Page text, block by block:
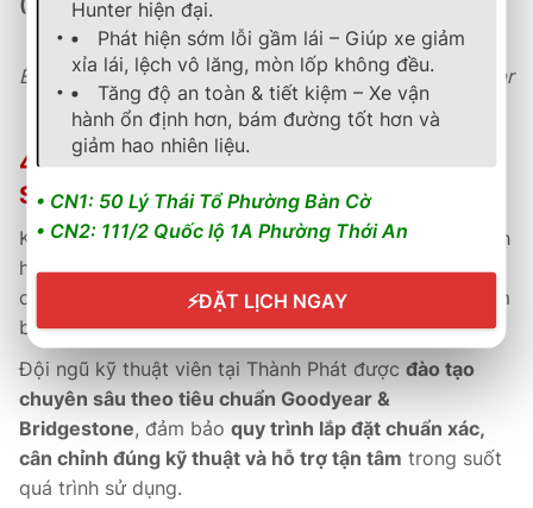
(OEM).
Êm – Bám – Bền – Tiết kiệm – chuẩn đẳng cấp Goodyear
toàn cầu.
4. Chính Sách Bảo Hành & Hậu Mãi Tại B-
SELECT THÀNH PHÁT
Khi mua lốp Goodyear tại B-Select Thành Phát
, khách
hàng được hưởngbảo hành chính hãng toàn cầu,
cùng
phiếu bảo hành điện tử và kích hoạt online
, đảm
bảo quyền lợi rõ ràng, minh bạch và nhanh chóng.
Đội ngũ kỹ thuật viên tại Thành Phát được đào tạo
chuyên sâu theo tiêu chuẩn Goodyear &
Bridgestone, đảm bảo quy trình lắp đặt chuẩn xác,
cân chỉnh đúng kỹ thuật và hỗ trợ tận tâm trong suốt
quá trình sử dụng.
Hunter hiện đại.
Phát hiện sớm lỗi gầm lái – Giúp xe giảm
xỉa lái, lệch vô lăng, mòn lốp không đều.
Tăng độ an toàn & tiết kiệm – Xe vận
hành ổn định hơn, bám đường tốt hơn và
giảm hao nhiên liệu.
• CN1: 50 Lý Thái Tổ Phường Bàn Cờ
• CN2: 111/2 Quốc lộ 1A Phường Thới An
⚡ĐẶT LỊCH NGAY